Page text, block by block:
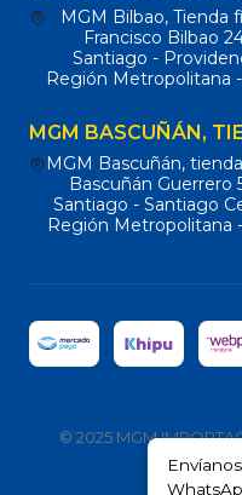
MGM Bilbao, Tienda
Francisco Bilbao
Santiago -
Región Metropolitana
MGM BASCUÑÁN,
MGM Bascuñán,
Bascuñán Guerrero
Santiago - Santiago
Región Metropolitana
© 2025 MGM
Todos los